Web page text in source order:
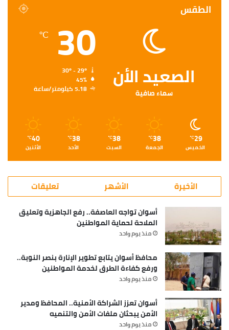
الطقس
الصعيد الأن
سماء صافية
30
℃
45%
5.18 كيلومتر/ساعة
29
℃
الخميس
38
℃
الجمعة
38
℃
السبت
38
℃
الأحد
40
℃
الأثنين
الأخيرة الأشهر تعليقات
أسوان تواجه العاصفة.. رفع الجاهزية وتعليق
الملاحة لحماية المواطنين
منذ يوم واحد
محافظ أسوان يتابع تطوير الإنارة بنصر النوبة..
ورفع كفاءة الطرق لخدمة المواطنين
منذ يوم واحد
أسوان تعزز الشراكة الأمنية.. المحافظ ومدير
الأمن يبحثان ملفات الأمن والتنميه
منذ يوم واحد